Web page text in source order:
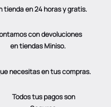
tienda en 24 horas y gratis.
con devoluciones
en tiendas Miniso.
necesitas en tus compras.
Todos tus pagos son